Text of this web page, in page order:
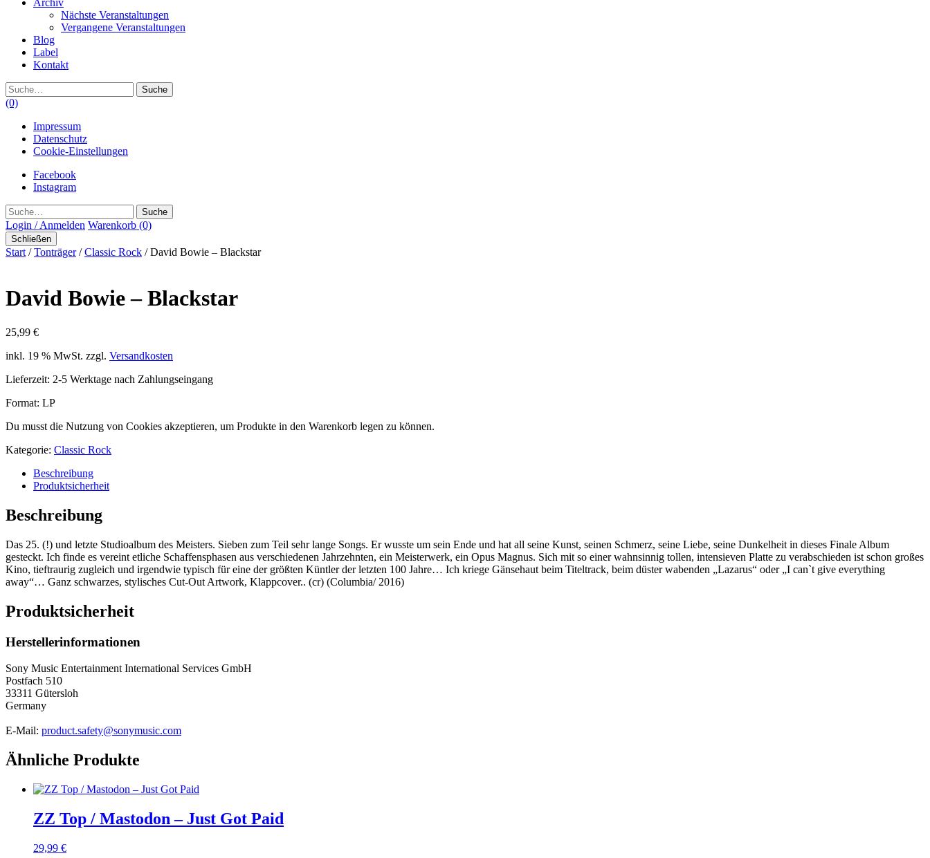
Archiv
Nächste Veranstaltungen
Vergangene Veranstaltungen
Blog
Label
Kontakt
Suche
(0)
Impressum
Datenschutz
Cookie-Einstellungen
Facebook
Instagram
Suche
Login / Anmelden Warenkorb (0)
Schließen
Start /Tonträger/Classic Rock / David Bowie – Blackstar
David Bowie – Blackstar
25,99 €
inkl. 19 % MwSt. zzgl. Versandkosten
Lieferzeit: 2-5 Werktage nach Zahlungseingang
Format: LP
Du musst die Nutzung von Cookies akzeptieren, um Produkte in den Warenkorb legen zu können.
Kategorie: Classic Rock
Beschreibung
Produktsicherheit
Beschreibung
Das 25. (!) und letzte Studioalbum des Meisters. Sieben zum Teil sehr lange Songs. Er wusste um sein Ende und hat all seine Kunst, seinen Schmerz, seine Liebe, seine Dunkelheit in dieses Finale Album
gesteckt. Ich finde es vereint etliche Schaffensphasen aus verschiedenen Jahrzehnten, ein Meisterwerk, ein Opus Magnus. Sich mit so einer wahnsinnig tollen, intensieven Platte zu verabschieden ist schon großes
Kino, tieftraurig zugleich und irgendwie typisch für eine der größten Küntler der letzten 100 Jahre… Ich kriege Gänsehaut beim Titeltrack, beim düster wabenden „Lazarus“ oder „I can`t give everything
away“… Ganz schwarzes, stylisches Cut-Out Artwork, Klappcover.. (cr) (Columbia/ 2016)
Produktsicherheit
Herstellerinformationen
Sony Music Entertainment International Services GmbH
Postfach 510
33311 Gütersloh
Germany
E-Mail: product.safety@sonymusic.com
Ähnliche Produkte
ZZ Top / Mastodon – Just Got Paid
29,99 €